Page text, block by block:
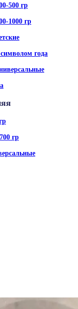
500 гр
1000 гр
года
гр